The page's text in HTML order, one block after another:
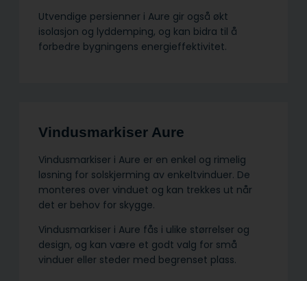
Utvendige persienner i Aure gir også økt
isolasjon og lyddemping, og kan bidra til å
forbedre bygningens energieffektivitet.
Vindusmarkiser Aure
Vindusmarkiser i Aure er en enkel og rimelig
løsning for solskjerming av enkeltvinduer. De
monteres over vinduet og kan trekkes ut når
det er behov for skygge.
Vindusmarkiser i Aure fås i ulike størrelser og
design, og kan være et godt valg for små
vinduer eller steder med begrenset plass.